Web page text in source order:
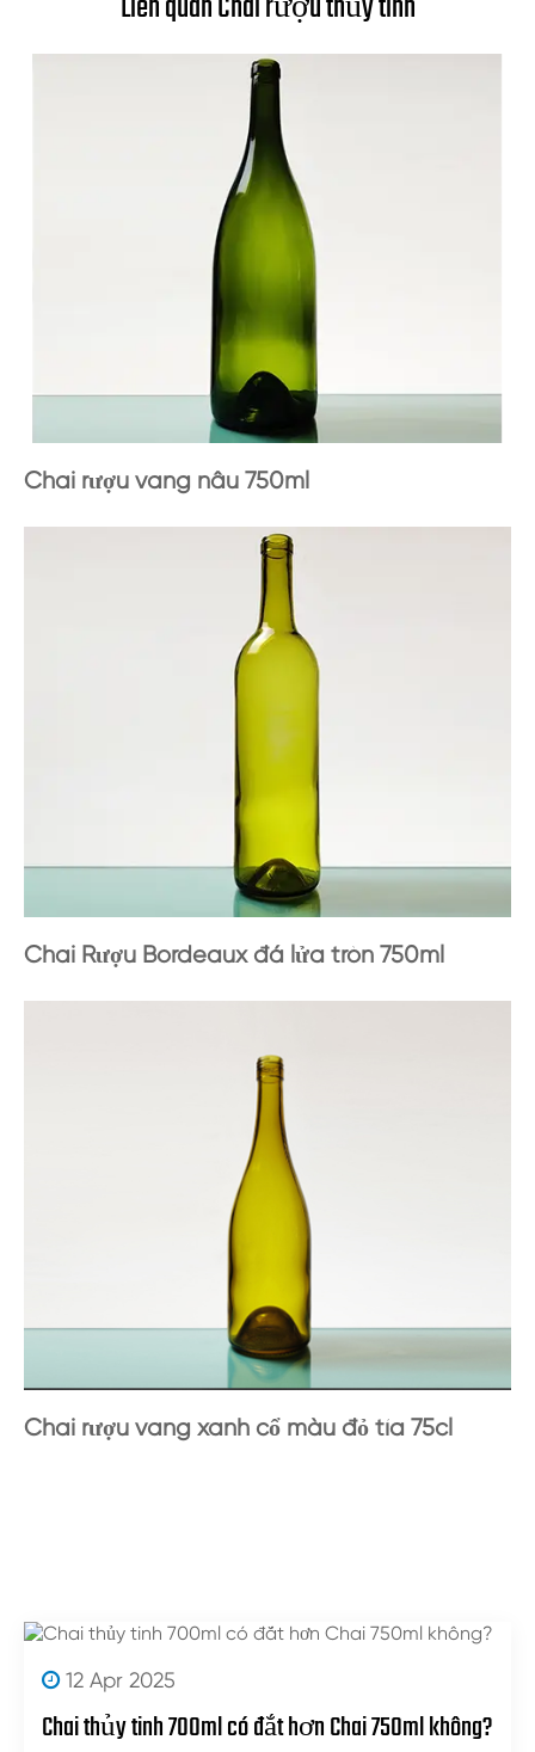
Chai rượu vang nâu 750ml
Chai Rượu Bordeaux đá lửa tròn 750ml
Chai rượu vang xanh cổ màu đỏ tía 75cl
12 Apr 2025
Chai thủy tinh 700ml có đắt hơn Chai 750ml không?